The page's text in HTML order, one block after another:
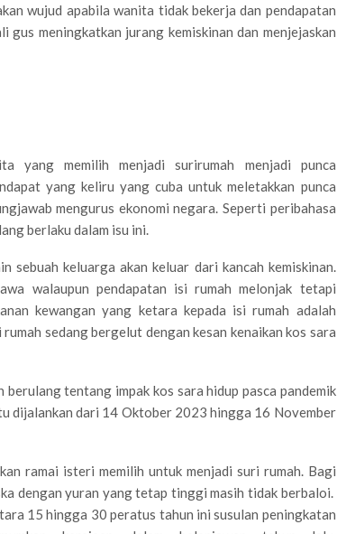
wujud apabila wanita tidak bekerja dan pendapatan
me­ningkatkan jurang kemiskinan dan menjejaskan
yang memilih menjadi surirumah menjadi punca
yang keliru yang cuba untuk meletakkan punca
mengurus ekonomi negara. Seperti peribahasa
berlaku dalam isu ini.
sebuah keluarga akan keluar dari kancah kemiskinan.
walaupun pendapatan isi rumah melonjak tetapi
kewangan yang ketara kepada isi rumah adalah
sedang bergelut dengan kesan kenaikan kos sara
tentang impak kos sara hidup pasca pandemik
dijalankan dari 14 Oktober 2023 hingga 16 November
ramai isteri memilih untuk menjadi suri rumah. Bagi
dengan yuran yang tetap tinggi masih tidak berbaloi.
15 hingga 30 peratus tahun ini susulan peningkatan